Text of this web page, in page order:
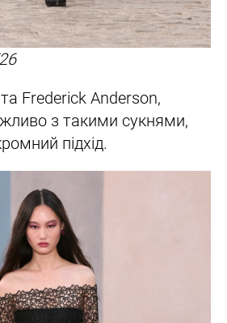
Frederick Anderson,
з такими сукнями,
підхід.